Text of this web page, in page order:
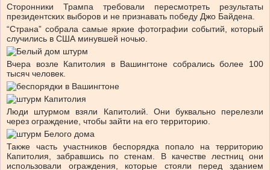
Сторонники Трампа требовали пересмотреть результаты
президентских выборов и не признавать победу Джо Байдена.
“Страна” собрала самые яркие фотографии событий, который
случились в США минувшей ночью.
Вчера возле Капитолия в Вашингтоне собрались более 100
тысяч человек.
Люди штурмом взяли Капитолий. Они буквально перелезли
через ограждение, чтобы зайти на его территорию.
Также часть участников беспорядка попало на территорию
Капитолия, забравшись по стенам. В качестве лестниц они
использовали ограждения, которые стояли перед зданием